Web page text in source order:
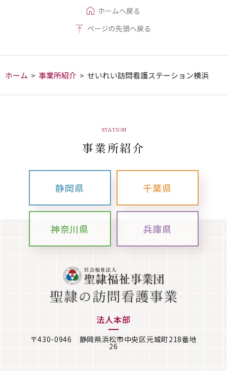
ホームへ戻る
ページの先頭へ戻る
ホーム > 事業所紹介 > せいれい訪問看護ステーション横浜
STATION
事業所紹介
静岡県 千葉県
神奈川県 兵庫県
法人本部
〒430-0946 静岡県浜松市中央区元城町218番地
26